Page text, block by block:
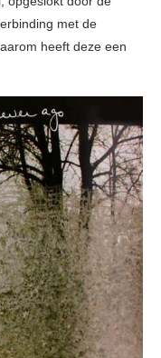
met de
heeft deze een